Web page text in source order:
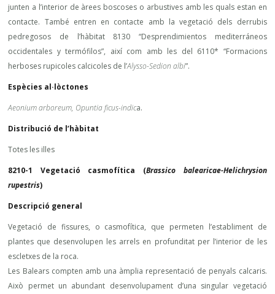
junten a l’interior de àrees boscoses o arbustives amb les quals estan en
contacte. També entren en contacte amb la vegetació dels derrubis
pedregosos de l’hàbitat 8130 “Desprendimientos mediterráneos
occidentales y termófilos”, així com amb les del 6110* “Formacions
herboses rupicoles calcicoles de l’Alysso-Sedion albi”.
Espècies al·lòctones
Aeonium arboreum, Opuntia ficus-indica.
Distribució de l’hàbitat
Totes les illes
8210-1 Vegetació casmofítica (Brassico balearicae-Helichrysion
rupestris)
Descripció general
Vegetació de fissures, o casmofítica, que permeten l’establiment de
plantes que desenvolupen les arrels en profunditat per l’interior de les
escletxes de la roca.
Les Balears compten amb una àmplia representació de penyals calcaris.
Això permet un abundant desenvolupament d’una singular vegetació